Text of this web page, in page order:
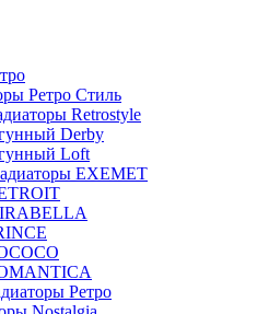
Ретро Стиль
Retrostyle
Derby
Loft
EXEMET
Ретро